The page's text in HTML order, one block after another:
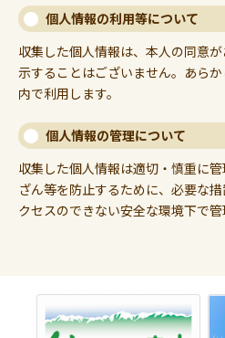
個人情報の利用等について
収集した個人情報は、本人の同意
示することはございません。あら
内で利用します。
個人情報の管理について
収集した個人情報は適切・慎重に
ざん等を防止するために、必要な
クセスのできない安全な環境下で管